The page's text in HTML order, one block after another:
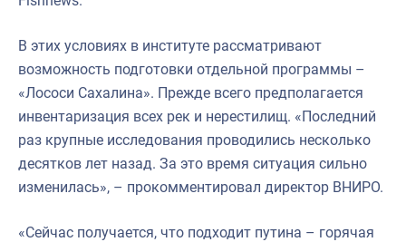
В этих условиях в институте рассматривают
возможность подготовки отдельной программы –
«Лососи Сахалина». Прежде всего предполагается
инвентаризация всех рек и нерестилищ. «Последний
раз крупные исследования проводились несколько
десятков лет назад. За это время ситуация сильно
изменилась», – прокомментировал директор ВНИРО.
«Сейчас получается, что подходит путина – горячая